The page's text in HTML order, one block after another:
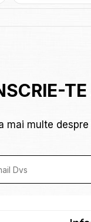
mai multe